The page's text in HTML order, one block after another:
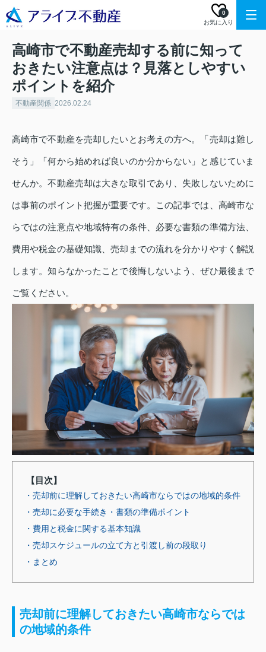
お気に入り
0
高崎市で不動産売却する前に知って
おきたい注意点は？見落としやすい
ポイントを紹介
不動産関係 2026.02.24
高崎市で不動産を売却したいとお考えの方へ。「売却は難し
そう」「何から始めれば良いのか分からない」と感じていま
せんか。不動産売却は大きな取引であり、失敗しないために
は事前のポイント把握が重要です。この記事では、高崎市な
らではの注意点や地域特有の条件、必要な書類の準備方法、
費用や税金の基礎知識、売却までの流れを分かりやすく解説
します。知らなかったことで後悔しないよう、ぜひ最後まで
ご覧ください。
【目次】
・売却前に理解しておきたい高崎市ならではの地域的条件
・売却に必要な手続き・書類の準備ポイント
・費用と税金に関する基本知識
・売却スケジュールの立て方と引渡し前の段取り
・まとめ
売却前に理解しておきたい高崎市ならでは
の地域的条件